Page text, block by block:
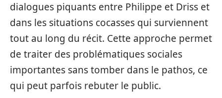
dialogues piquants entre Philippe et Driss et
dans les situations cocasses qui surviennent
tout au long du récit. Cette approche permet
de traiter des problématiques sociales
importantes sans tomber dans le pathos, ce
qui peut parfois rebuter le public.